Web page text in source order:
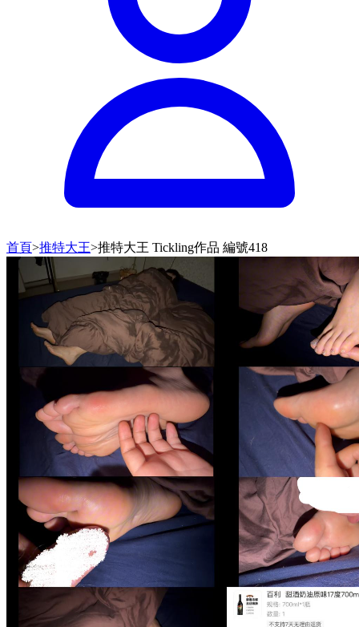
首頁>推特大王>推特大王 Tickling作品 編號418